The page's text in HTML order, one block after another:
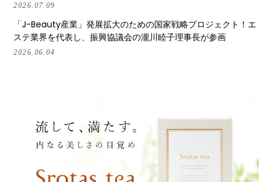
2026.07.09
「J-Beauty産業」発展拡大のための国家戦略プロジェクト！エ
ステ業界を代表し、振興協議会の瀧川睦子理事長が参画
2026.06.04